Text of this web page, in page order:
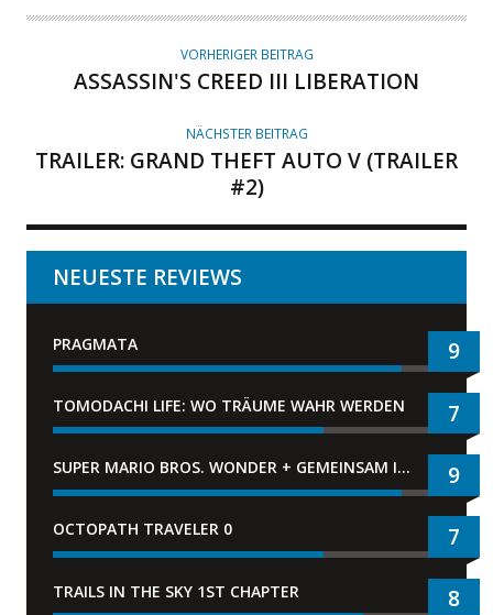
VORHERIGER BEITRAG
ASSASSIN'S CREED III LIBERATION
NÄCHSTER BEITRAG
TRAILER: GRAND THEFT AUTO V (TRAILER
#2)
NEUESTE REVIEWS
PRAGMATA 9
TOMODACHI LIFE: WO TRÄUME WAHR WERDEN 7
SUPER MARIO BROS. WONDER + GEMEINSAM IM BELLABEL-PARK 9
OCTOPATH TRAVELER 0 7
TRAILS IN THE SKY 1ST CHAPTER 8